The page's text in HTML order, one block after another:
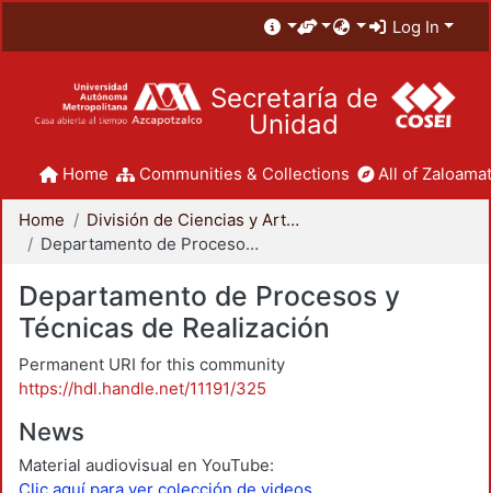
Log In
Secretaría de
Unidad
Home Communities & Collections All of
Home
División de Ciencias y Artes para el Diseño
Departamento de Procesos y Técnicas de Realización
Departamento de Procesos y
Técnicas de Realización
Permanent URI for this community
https://hdl.handle.net/11191/325
News
Material audiovisual en YouTube: